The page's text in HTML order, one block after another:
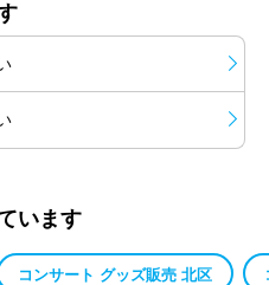
います
コンサート グッズ販売 北区